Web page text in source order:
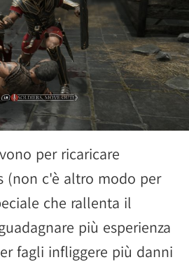
per ricaricare
(non c'è altro modo per
che rallenta il
più esperienza
fagli infliggere più danni